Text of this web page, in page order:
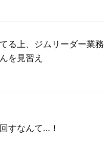
る上、ジムリーダー業務
を見習え
すなんて…！